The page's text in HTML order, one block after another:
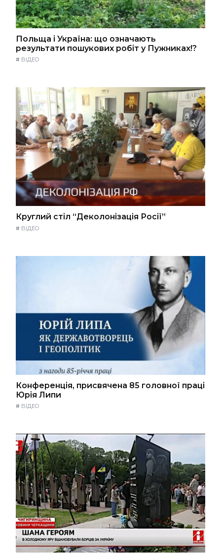
Польща і Україна: що означають
результати пошукових робіт у Пужниках!?
# ВІДЕО
Круглий стіл “Деколонізація Росії”
# ВІДЕО
Конференція, присвячена 85 головної праці
Юрія Липи
# ВІДЕО